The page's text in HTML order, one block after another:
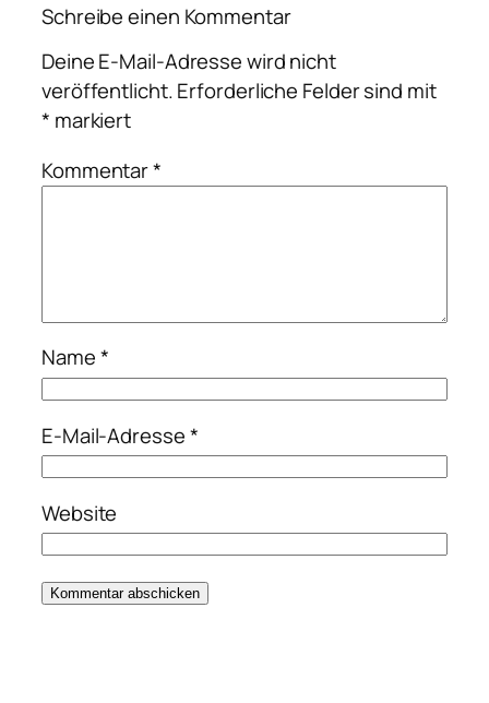
Schreibe einen Kommentar
Deine E-Mail-Adresse wird nicht
veröffentlicht.Erforderliche Felder sind mit
* markiert
Kommentar*
Name*
E-Mail-Adresse*
Website